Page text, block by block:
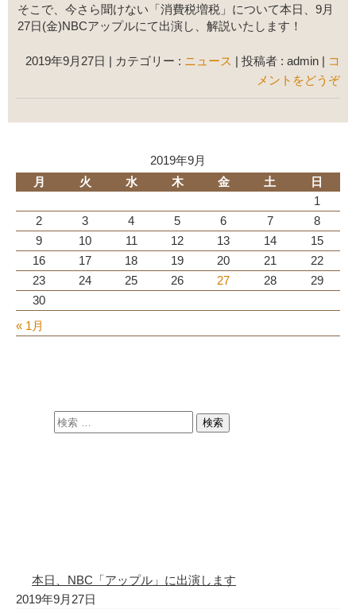
そこで、今さら聞けない「消費税増税」について本日、9月
27日(金)NBCアップルにて出演し、解説いたします！
2019年9月27日 | カテゴリー : ニュース | 投稿者 : admin | コ
メントをどうぞ
2019年9月
月
火 水 木 金 土 日
« 1月
1
2
3 4 5 6 7
8
9
10 11 12 13 14
15
16
17 18 19 20 21
22
23
24 25 26 27 28
29
30
本日、NBC「アップル」に出演します
2019年9月27日